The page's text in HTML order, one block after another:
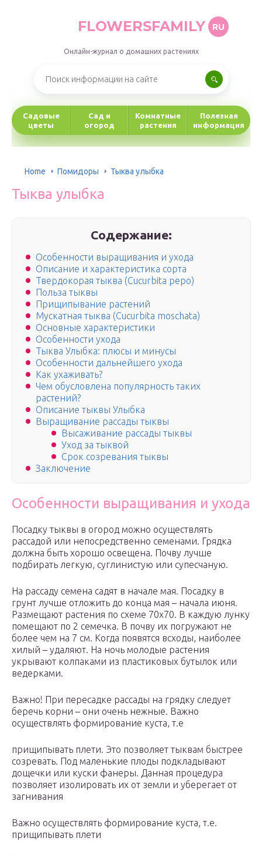
FLOWERSFAMILY RU
Онлайн-журнал о домашних растениях
Садовые
цветы
Сад и
огород
Комнатные
растения
Полезная
информация
Home Помидоры Тыква улыбка
Тыква улыбка
Содержание:
Особенности выращивания и ухода
Описание и характеристика сорта
Твердокорая тыква (Cucurbita реро)
Польза тыквы
Прищипывание растений
Мускатная тыква (Cucurbita moschata)
Основные характеристики
Особенности ухода
Тыква Улыбка: плюсы и минусы
Особенности дальнейшего ухода
Как ухаживать?
Чем обусловлена популярность таких
растений?
Описание тыквы Улыбка
Выращивание рассады тыквы
Высаживание рассады тыквы
Уход за тыквой
Срок созревания тыквы
Заключение
Особенности выращивания и ухода
Посадку тыквы в огород можно осуществлять
рассадой или непосредственно семенами. Грядка
должна быть хорошо освещена. Почву лучше
подбирать легкую, суглинистую или супесчаную.
На рассаду семена садят в начале мая. Посадку в
грунт лучше отложить до конца мая – начала июня.
Размещают растения по схеме 70х70. В каждую лунку
помещают по 2 семечка. В почву их погружают не
более чем на 7 см. Когда появятся всходы, наиболее
хилый – удаляют. На ночь молодые растения
укрывают колпаками из пластиковых бутылок или
ведерками.
Важно! При пересадке рассады на грядку следует
беречь корни – они очень нежные. Важно
осуществлять формирование куста, т.е
прищипывать плети. Это позволяет тыквам быстрее
созревать. Под маленькие плоды подкладывают
дощечки или куски фанеры. Данная процедура
позволяет изолировать их от земли и уберегает от
загнивания
Важно осуществлять формирование куста, т.е.
прищипывать плети